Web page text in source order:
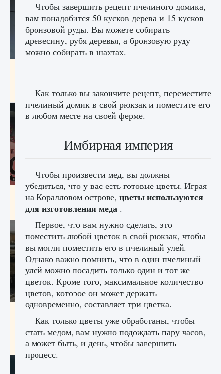
9 августа 2024 2 096 0
Входят ли «Милан» и «Интер» в EA FC 25
9 августа 2024 2 064
Как исправить текстовую ошибку
пользовательского интерфейса Delta
Force Hawk Ops
9 августа 2024 1 945 0 0
Чтобы завершить рецепт пчелиного домика,
вам понадобится 50 кусков дерева и 15 кусков
бронзовой руды. Вы можете собирать
древесину, рубя деревья, а бронзовую руду
можно собирать в шахтах.
Как только вы закончите рецепт, переместите
пчелиный домик в свой рюкзак и поместите его
в любом месте на своей ферме.
Имбирная империя
Чтобы произвести мед, вы должны
убедиться, что у вас есть готовые цветы. Играя
на Коралловом острове, цветы используются
для изготовления меда .
Первое, что вам нужно сделать, это
поместить любой цветок в свой рюкзак, чтобы
вы могли поместить его в пчелиный улей.
Однако важно помнить, что в один пчелиный
улей можно посадить только один и тот же
цветок. Кроме того, максимальное количество
цветов, которое он может держать
одновременно, составляет три цветка.
Как только цветы уже обработаны, чтобы
стать медом, вам нужно подождать пару часов,
а может быть, и день, чтобы завершить
процесс.